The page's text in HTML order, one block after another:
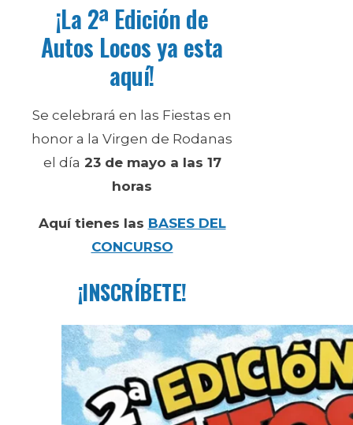
¡La 2ª Edición de
Autos Locos ya esta
aquí!
Se celebrará en las Fiestas en
honor a la Virgen de Rodanas
el día 23 de mayo a las 17
horas
Aquí tienes las BASES DEL
CONCURSO
¡INSCRÍBETE!